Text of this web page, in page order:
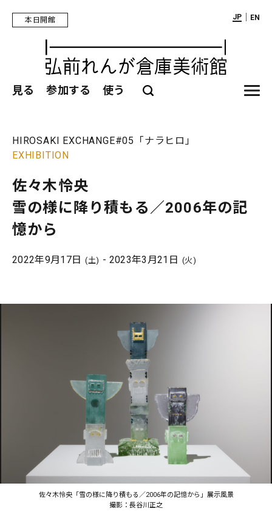
本日開館 JP｜ EN
見る 参加する 使う
HIROSAKI EXCHANGE#05「ナラヒロ」
EXHIBITION
佐々木怜央
雪の様に降り積もる／2006年の記
憶から
2022年9月17日 (土) - 2023年3月21日 (火)
佐々木怜央「雪の様に降り積もる／2006年の記憶から」展示風景
撮影：長谷川正之